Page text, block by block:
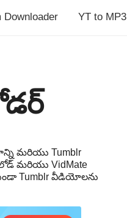
Downloader YT to MP3
మరియు Tumblr
మరియు VidMate
Tumblr వీడియోలను